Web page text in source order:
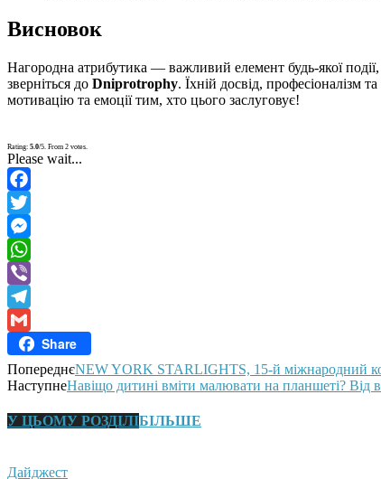
Висновок
Нагородна атрибутика — важливий елемент будь-якої
зверніться до Dniprotrophy. Їхній досвід, професіоналізм
мотивацію та емоції тим, хто цього заслуговує!
Rating: 5.0/5. From 2 votes.
Please wait...
Facebook
Twitter
Messenger
WhatsApp
Viber
Telegram
GmailShare
ПопереднєNEW YORK STARLIGHTS, 15-й міжнародний
НаступнеНавіщо дитині вміти малювати на планшеті? Від
У ЦЬОМУ РОЗДІЛІБІЛЬШЕ
Дайджест